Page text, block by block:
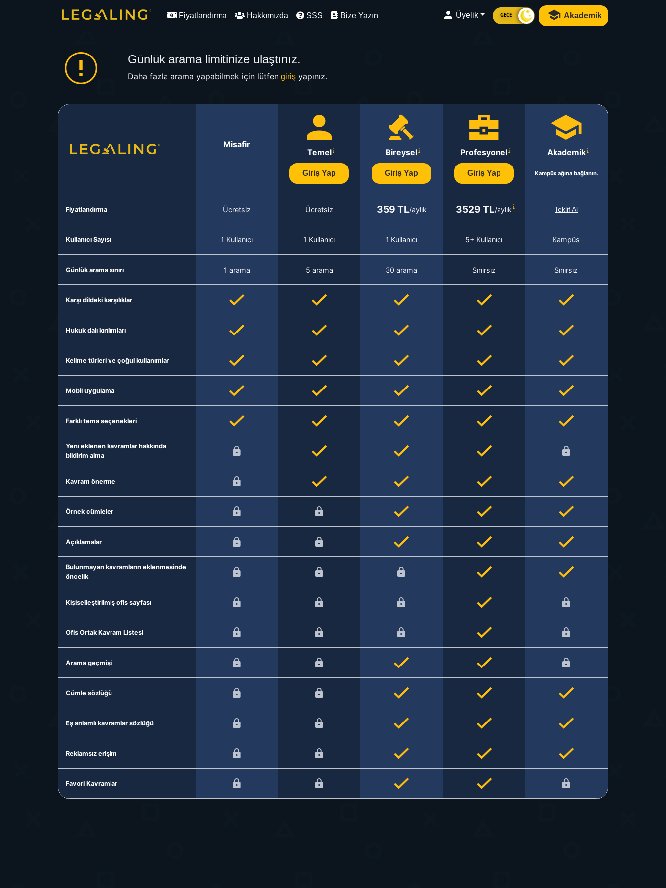
Fiyatlandırma Hakkımızda SSS Bize Yazın Üyelik GECE Akademik
Günlük arama limitinize ulaştınız.
Daha fazla arama yapabilmek için lütfen girişyapınız.
Misafir
Temel
Giriş Yap
Bireysel
Giriş Yap
Profesyonel
Giriş Yap
Akademik
Kampüs ağına bağlanın.
Fiyatlandırma Ücretsiz Ücretsiz 359 TL/aylık 3529 TL/aylık Teklif Al
Kullanıcı Sayısı 1 Kullanıcı 1 Kullanıcı 1 Kullanıcı 5+ Kullanıcı Kampüs
Günlük arama sınırı 1 arama 5 arama 30 arama Sınırsız Sınırsız
Karşı dildeki karşılıklar
Hukuk dalı kırılımları
Kelime türleri ve çoğul kullanımlar
Mobil uygulama
Farklı tema seçenekleri
Yeni eklenen kavramlar hakkında
bildirim alma
Kavram önerme
Örnek cümleler
Açıklamalar
Bulunmayan kavramların eklenmesinde
öncelik
Kişiselleştirilmiş ofis sayfası
Ofis Ortak Kavram Listesi
Arama geçmişi
Cümle sözlüğü
Eş anlamlı kavramlar sözlüğü
Reklamsız erişim
Favori Kavramlar